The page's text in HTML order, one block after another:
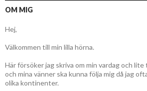
OM MIG
Hej,
Välkommen till min lilla hörna.
Här försöker jag skriva om min vardag och
och mina vänner ska kunna följa mig då jag
olika kontinenter.